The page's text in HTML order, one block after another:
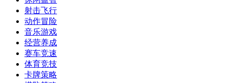
射击飞行
动作冒险
音乐游戏
经营养成
赛车竞速
体育竞技
卡牌策略